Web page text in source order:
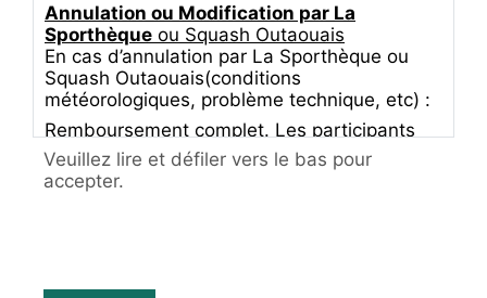
Annulation ou Modification par La
Sporthèque ou Squash Outaouais
En cas d’annulation par La Sporthèque ou
Squash Outaouais(conditions
météorologiques, problème technique, etc) :
Remboursement complet. Les participants
seront avisés par courriel ou téléphone dans
les meilleurs délais.
être réalisés et utilisés à des fins de
Veuillez lire et défiler vers le bas pour
accepter.